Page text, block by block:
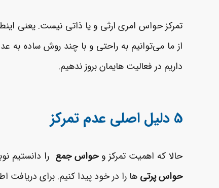
تمرکز حواس امری ارثی و یا ذاتی نیست. یعنی
از ما می‌توانیم به راحتی و با چند روش ساده به
داریم در فعالیت­ هایمان بروز ندهیم.
5 دلیل اصلی عدم تمرکز
حالا که اهمیت تمرکز وحواس جمع را دانستیم
حواس ­پرتی ها را در خود پیدا کنیم. برای دریافت